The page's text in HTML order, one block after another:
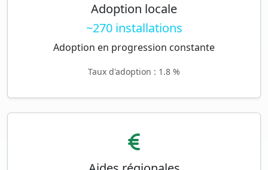
Adoption locale
~270 installations
Adoption en progression constante
Taux d'adoption : 1.8 %